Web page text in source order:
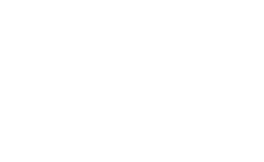
ルアドレ
尋ねする